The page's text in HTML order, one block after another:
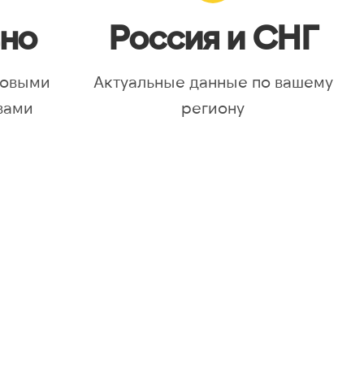
Россия и СНГ
Актуальные данные по вашему
региону